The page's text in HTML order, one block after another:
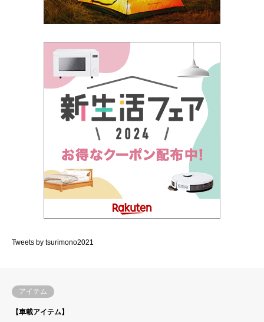
Tweets by tsurimono2021
アイテム
【車載アイテム】